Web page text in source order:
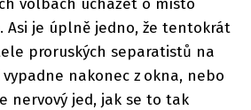
volbách ucházet o místo
Asi je úplně jedno, že tentokrát
proruských separatistů na
nakonec z okna, nebo
nervový jed, jak se to tak